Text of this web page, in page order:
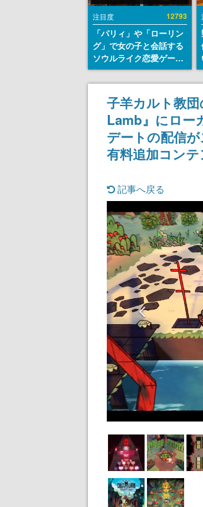
注目度 12793
「パリィ」や「ローリン
グ」で女の子と会話する
ソウルライク恋愛ゲーム
『小早川さんはソウルラ
イク』無料公開。返事に
失敗すると「YOU
DIED」
子羊カルト教
Lamb』にロー
デートの配信
有料追加コン
記事へ戻る